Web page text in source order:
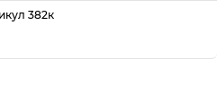
382к